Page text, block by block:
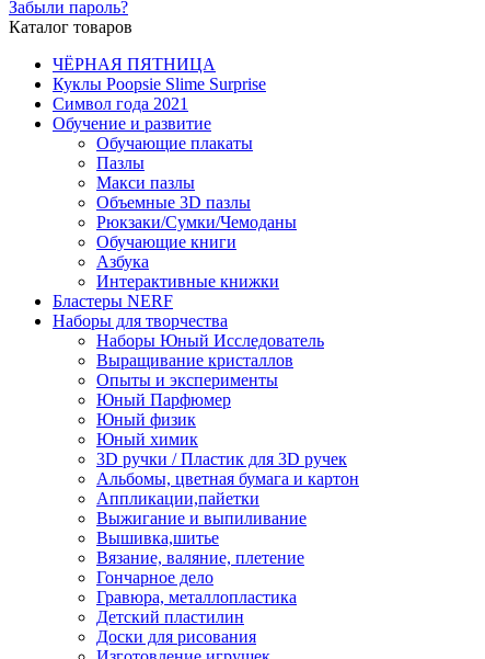
Забыли пароль?
Каталог товаров
ЧЁРНАЯ ПЯТНИЦА
Куклы Poopsie Slime Surprise
Символ года 2021
Обучение и развитие
Обучающие плакаты
Пазлы
Макси пазлы
Объемные 3D пазлы
Рюкзаки/Сумки/Чемоданы
Обучающие книги
Азбука
Интерактивные книжки
Бластеры NERF
Наборы для творчества
Наборы Юный Исследователь
Выращивание кристаллов
Опыты и эксперименты
Юный Парфюмер
Юный физик
Юный химик
3D ручки / Пластик для 3D ручек
Альбомы, цветная бумага и картон
Аппликации,пайетки
Выжигание и выпиливание
Вышивка,шитье
Вязание, валяние, плетение
Гончарное дело
Гравюра, металлопластика
Детский пластилин
Доски для рисования